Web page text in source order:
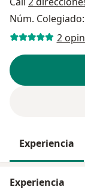
Núm.
2
Experiencia
Experiencia